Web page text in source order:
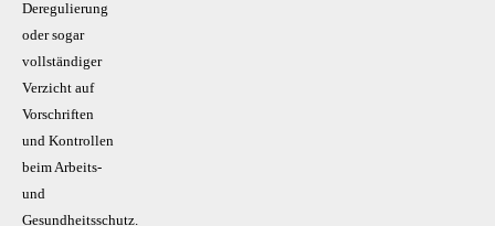
Deregulierung
oder sogar
vollständiger
Verzicht auf
Vorschriften
und Kontrollen
beim Arbeits-
und
Gesundheitsschutz.